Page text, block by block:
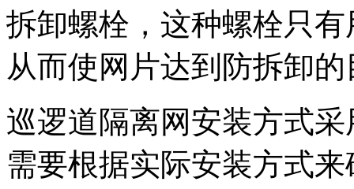
拆卸螺栓，这种螺栓只
从而使网片达到防拆卸
巡逻道隔离网安装方式
需要根据实际安装方式